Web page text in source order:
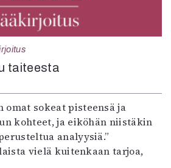
taiteesta
omat sokeat pisteensä ja
kohteet, ja eiköhän niistäkin
analyysiä.”
vielä kuitenkaan tarjoa,